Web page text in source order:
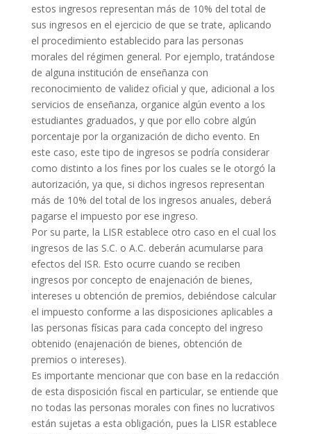
estos ingresos representan más de 10% del total de
sus ingresos en el ejercicio de que se trate, aplicando
el procedimiento establecido para las personas
morales del régimen general. Por ejemplo, tratándose
de alguna institución de enseñanza con
reconocimiento de validez oficial y que, adicional a los
servicios de enseñanza, organice algún evento a los
estudiantes graduados, y que por ello cobre algún
porcentaje por la organización de dicho evento. En
este caso, este tipo de ingresos se podría considerar
como distinto a los fines por los cuales se le otorgó la
autorización, ya que, si dichos ingresos representan
más de 10% del total de los ingresos anuales, deberá
pagarse el impuesto por ese ingreso.
Por su parte, la LISR establece otro caso en el cual los
ingresos de las S.C. o A.C. deberán acumularse para
efectos del ISR. Esto ocurre cuando se reciben
ingresos por concepto de enajenación de bienes,
intereses u obtención de premios, debiéndose calcular
el impuesto conforme a las disposiciones aplicables a
las personas físicas para cada concepto del ingreso
obtenido (enajenación de bienes, obtención de
premios o intereses).
Es importante mencionar que con base en la redacción
de esta disposición fiscal en particular, se entiende que
no todas las personas morales con fines no lucrativos
están sujetas a esta obligación, pues la LISR establece